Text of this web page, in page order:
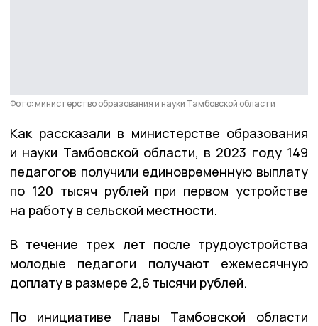
Фото: министерство образования и науки Тамбовской области
Как рассказали в министерстве образования
и науки Тамбовской области, в 2023 году 149
педагогов получили единовременную выплату
по 120 тысяч рублей при первом устройстве
на работу в сельской местности.
В течение трех лет после трудоустройства
молодые педагоги получают ежемесячную
доплату в размере 2,6 тысячи рублей.
По инициативе Главы Тамбовской области